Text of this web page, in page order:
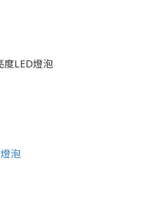
度LED燈泡